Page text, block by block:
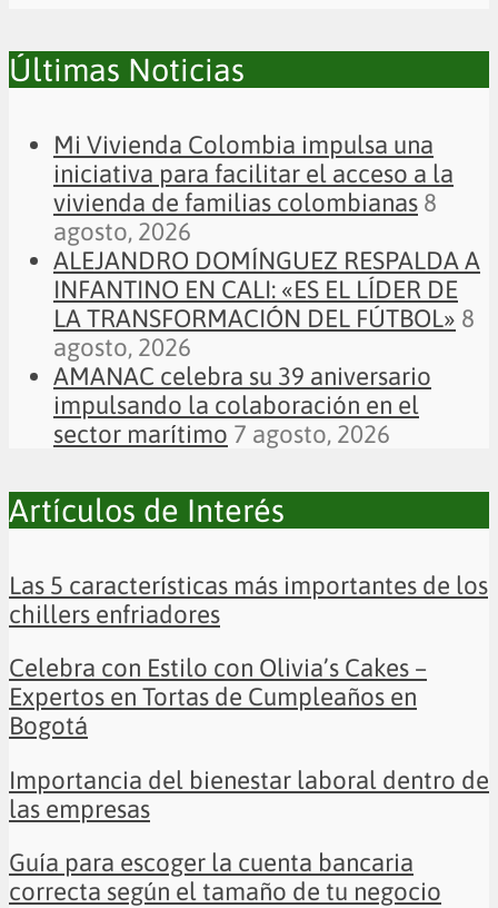
Últimas Noticias
Mi Vivienda Colombia impulsa una
iniciativa para facilitar el acceso a la
vivienda de familias colombianas 8
agosto, 2026
ALEJANDRO DOMÍNGUEZ RESPALDA A
INFANTINO EN CALI: «ES EL LÍDER DE
LA TRANSFORMACIÓN DEL FÚTBOL» 8
agosto, 2026
AMANAC celebra su 39 aniversario
impulsando la colaboración en el
sector marítimo 7 agosto, 2026
Artículos de Interés
Las 5 características más importantes de los
chillers enfriadores
Celebra con Estilo con Olivia’s Cakes –
Expertos en Tortas de Cumpleaños en
Bogotá
Importancia del bienestar laboral dentro de
las empresas
Guía para escoger la cuenta bancaria
correcta según el tamaño de tu negocio